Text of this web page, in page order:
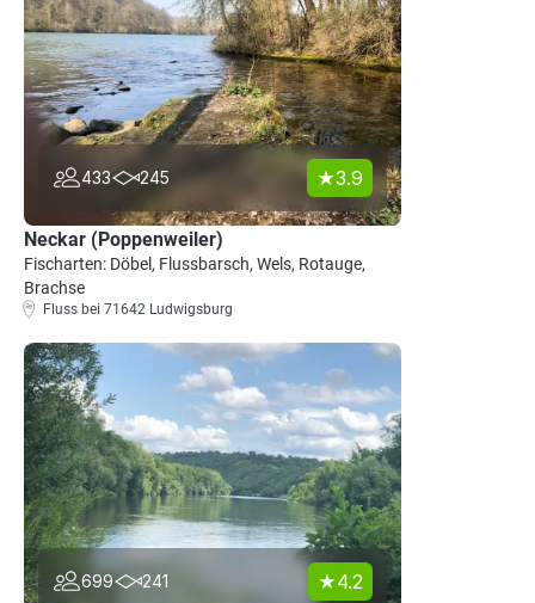
433 245 3.9
Neckar (Poppenweiler)
Fischarten: Döbel, Flussbarsch, Wels, Rotauge,
Brachse
Fluss bei 71642 Ludwigsburg
699 241 4.2